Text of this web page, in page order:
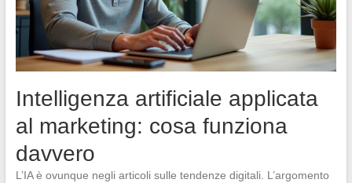
Intelligenza artificiale applicata
al marketing: cosa funziona
davvero
L’IA è ovunque negli articoli sulle tendenze digitali. L’argomento